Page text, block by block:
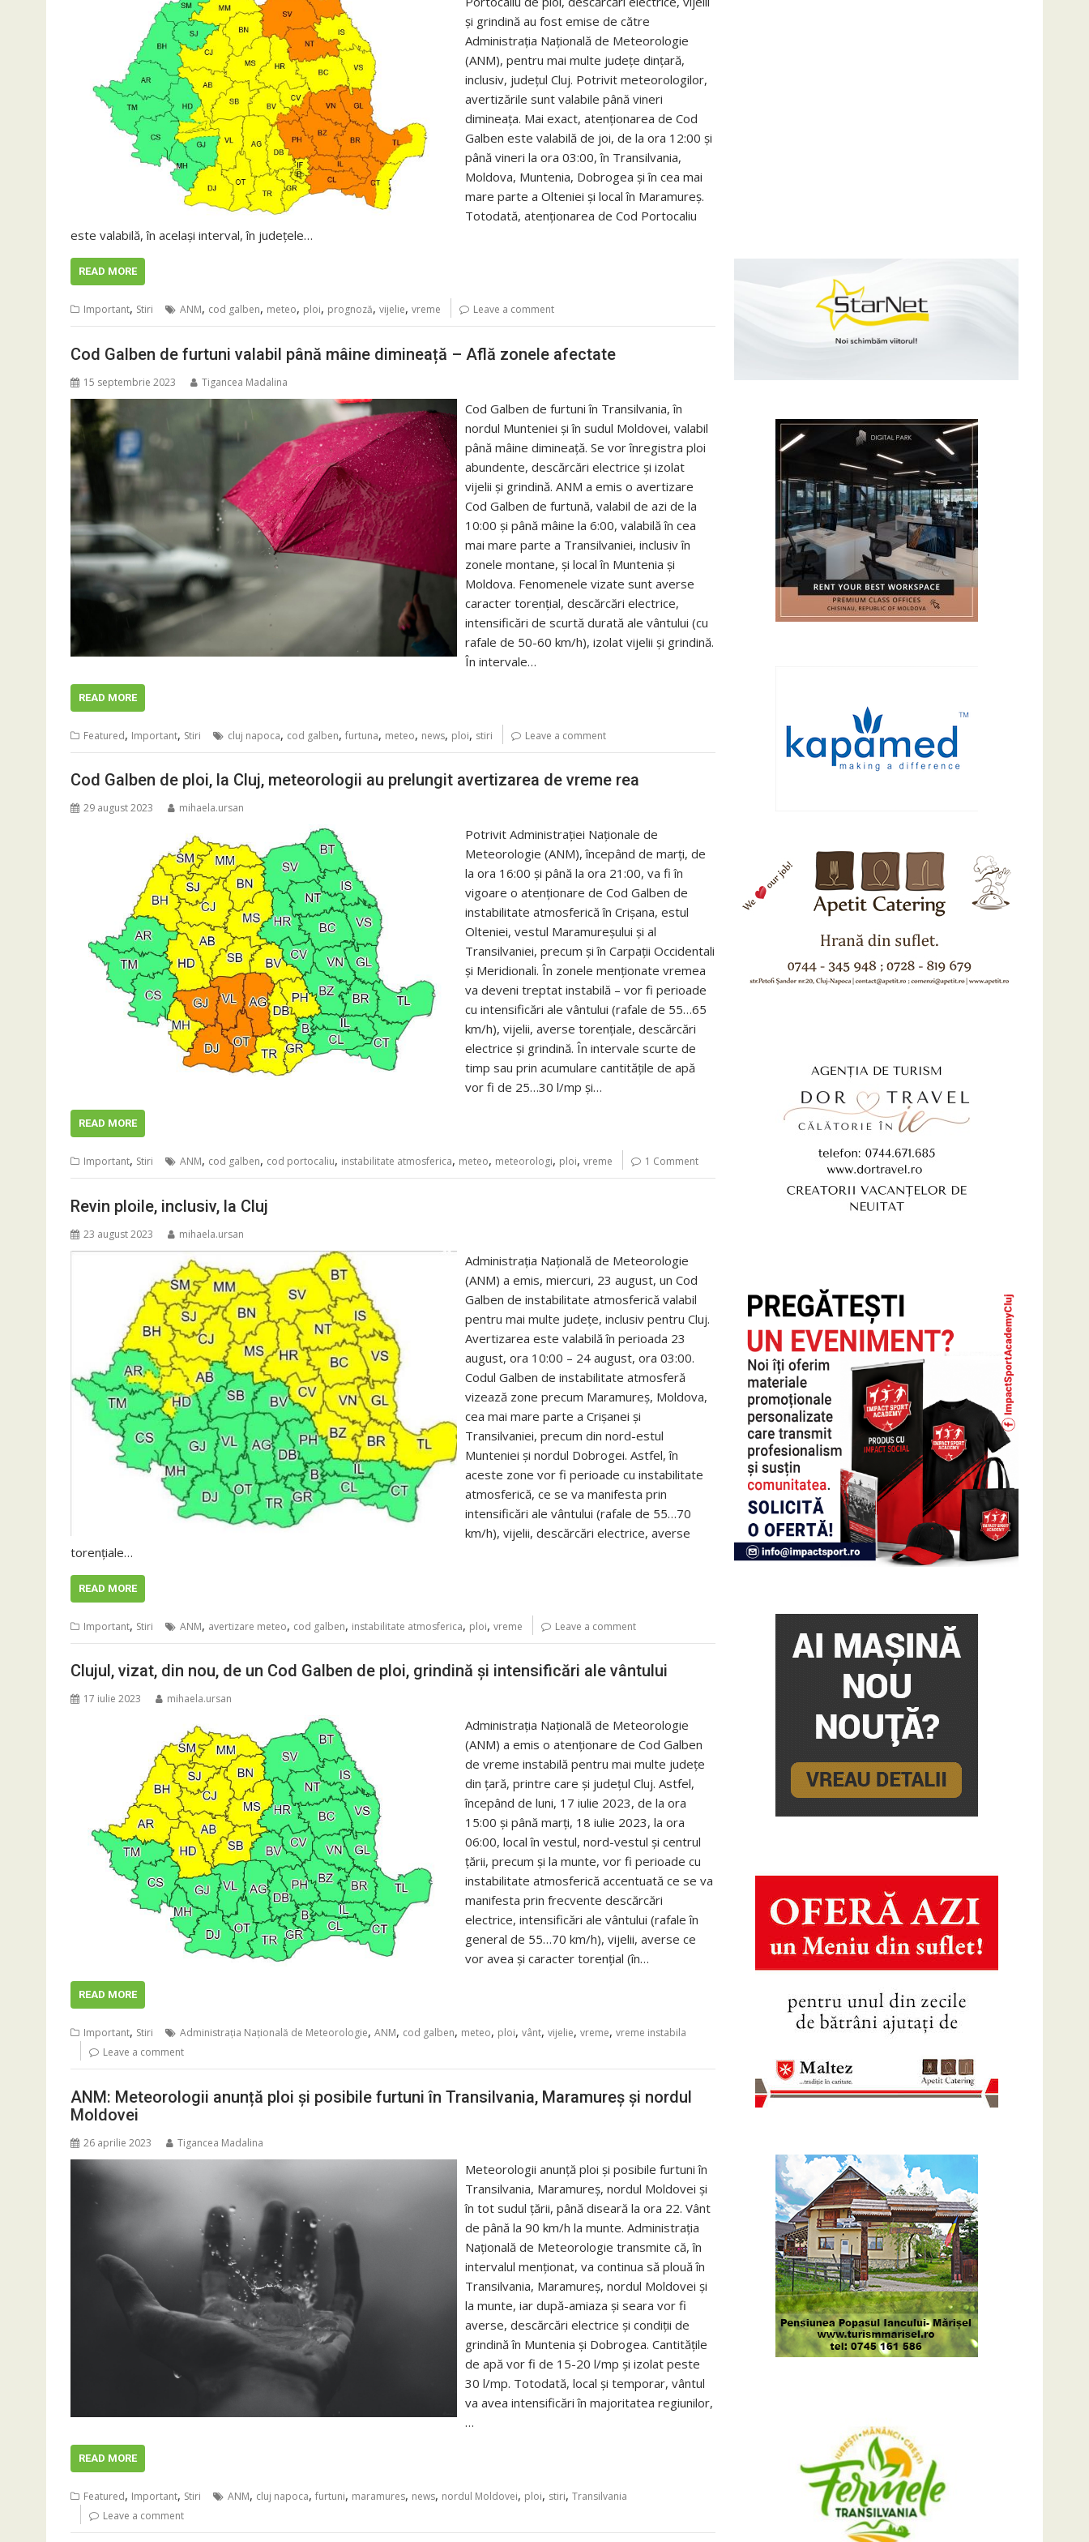
și grindină au fost emise de către
Administrația Națională de Meteorologie
(ANM), pentru mai multe județe dințară,
inclusiv, județul Cluj. Potrivit meteorologilor,
avertizările sunt valabile până vineri
dimineața. Mai exact, atenționarea de Cod
Galben este valabilă de joi, de la ora 12:00 și
până vineri la ora 03:00, în Transilvania,
Moldova, Muntenia, Dobrogea și în cea mai
mare parte a Olteniei și local în Maramureș.
Totodată, atenționarea de Cod Portocaliu
este valabilă, în același interval, în județele…
READ MORE
Important, Stiri ANM, cod galben, meteo, ploi, prognoză, vijelie, vreme Leave a comment
Cod Galben de furtuni valabil până mâine dimineață – Află zonele afectate
15 septembrie 2023 Tigancea Madalina
Cod Galben de furtuni în Transilvania, în
nordul Munteniei și în sudul Moldovei, valabil
până mâine dimineață. Se vor înregistra ploi
abundente, descărcări electrice și izolat
vijelii și grindină. ANM a emis o avertizare
Cod Galben de furtună, valabil de azi de la
10:00 și până mâine la 6:00, valabilă în cea
mai mare parte a Transilvaniei, inclusiv în
zonele montane, și local în Muntenia și
Moldova. Fenomenele vizate sunt averse
caracter torențial, descărcări electrice,
intensificări de scurtă durată ale vântului (cu
rafale de 50-60 km/h), izolat vijelii și grindină.
În intervale…
READ MORE
Featured, Important, Stiri cluj napoca, cod galben, furtuna, meteo, news, ploi, stiri Leave a comment
Cod Galben de ploi, la Cluj, meteorologii au prelungit avertizarea de vreme rea
29 august 2023 mihaela.ursan
Potrivit Administrației Naționale de
Meteorologie (ANM), începând de marți, de
la ora 16:00 și până la ora 21:00, va fi în
vigoare o atenționare de Cod Galben de
instabilitate atmosferică în Crișana, estul
Olteniei, vestul Maramureșului și al
Transilvaniei, precum și în Carpații Occidentali
și Meridionali. În zonele menționate vremea
va deveni treptat instabilă – vor fi perioade
cu intensificări ale vântului (rafale de 55…65
km/h), vijelii, averse torențiale, descărcări
electrice și grindină. În intervale scurte de
timp sau prin acumulare cantitățile de apă
vor fi de 25…30 l/mp și…
READ MORE
Important, Stiri ANM, cod galben, cod portocaliu, instabilitate atmosferica, meteo, meteorologi, ploi, vreme 1 Comment
Revin ploile, inclusiv, la Cluj
23 august 2023 mihaela.ursan
Administraţia Naţională de Meteorologie
(ANM) a emis, miercuri, 23 august, un Cod
Galben de instabilitate atmosferică valabil
pentru mai multe județe, inclusiv pentru Cluj.
Avertizarea este valabilă în perioada 23
august, ora 10:00 – 24 august, ora 03:00.
Codul Galben de instabilitate atmosferă
vizează zone precum Maramureş, Moldova,
cea mai mare parte a Crişanei şi
Transilvaniei, precum din nord-estul
Munteniei şi nordul Dobrogei. Astfel, în
aceste zone vor fi perioade cu instabilitate
atmosferică, ce se va manifesta prin
intensificări ale vântului (rafale de 55…70
km/h), vijelii, descărcări electrice, averse
torențiale…
READ MORE
Important, Stiri ANM, avertizare meteo, cod galben, instabilitate atmosferica, ploi, vreme Leave a comment
Clujul, vizat, din nou, de un Cod Galben de ploi, grindină și intensificări ale vântului
17 iulie 2023 mihaela.ursan
Administraţia Naţională de Meteorologie
(ANM) a emis o atenționare de Cod Galben
de vreme instabilă pentru mai multe județe
din țară, printre care și județul Cluj. Astfel,
începând de luni, 17 iulie 2023, de la ora
15:00 și până marți, 18 iulie 2023, la ora
06:00, local în vestul, nord-vestul și centrul
țării, precum și la munte, vor fi perioade cu
instabilitate atmosferică accentuată ce se va
manifesta prin frecvente descărcări
electrice, intensificări ale vântului (rafale în
general de 55…70 km/h), vijelii, averse ce
vor avea și caracter torențial (în…
READ MORE
Important, Stiri Administraţia Naţională de Meteorologie, ANM, cod galben, meteo, ploi, vânt, vijelie, vreme, vreme instabila
Leave a comment
ANM: Meteorologii anunță ploi și posibile furtuni în Transilvania, Maramureș și nordul
Moldovei
26 aprilie 2023 Tigancea Madalina
Meteorologii anunță ploi și posibile furtuni în
Transilvania, Maramureș, nordul Moldovei și
în tot sudul țării, până diseară la ora 22. Vânt
de până la 90 km/h la munte. Administrația
Națională de Meteorologie transmite că, în
intervalul menționat, va continua să plouă în
Transilvania, Maramureș, nordul Moldovei și
la munte, iar după-amiaza și seara vor fi
averse, descărcări electrice și condiții de
grindină în Muntenia și Dobrogea. Cantitățile
de apă vor fi de 15-20 l/mp și izolat peste
30 l/mp. Totodată, local și temporar, vântul
va avea intensificări în majoritatea regiunilor,
…
READ MORE
Featured, Important, Stiri ANM, cluj napoca, furtuni, maramures, news, nordul Moldovei, ploi, stiri, Transilvania
Leave a comment